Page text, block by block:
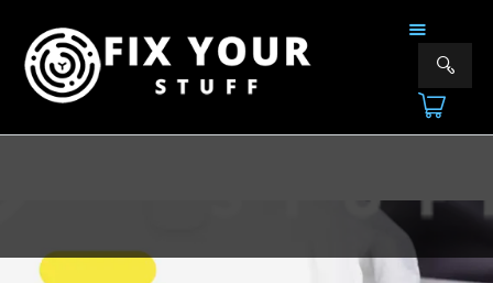
FIX YOUR STUFF
Επισκευές & Πωλήσεις Ηλεκτρονικών Συσκευών &Αξεσουάρ
ΥΠΗΡΕΣΙΕΣ